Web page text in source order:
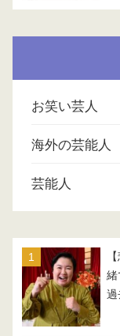
お笑い芸人
海外の芸能人
芸能人
緒
過